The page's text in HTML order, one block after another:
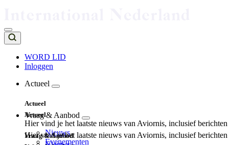
Top
navigation
WORD LID
Inloggen
navigation
Actueel
Actueel
Hier vind je het laatste nieuws van Aviornis, inclusief
Nieuws
Evenementen
Actueel
Hier vind je het laatste nieuws van Aviornis, inclusief
Vraag & Aanbod
Vraag & Aanbod